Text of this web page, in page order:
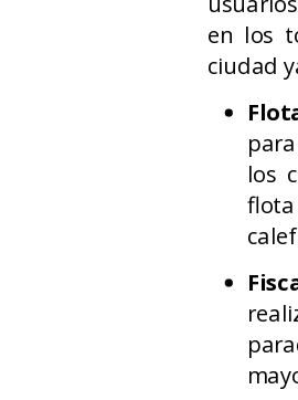
en los
ciudad
los